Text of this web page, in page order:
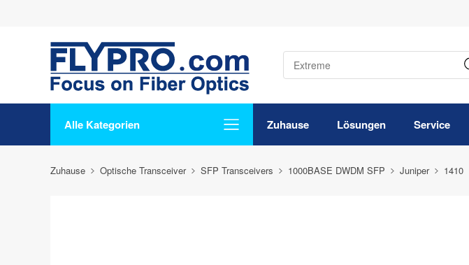
Alle Kategorien Zuhause Lösungen Service
Zuhause Optische Transceiver SFP Transceivers 1000BASE DWDM SFP Juniper 1410